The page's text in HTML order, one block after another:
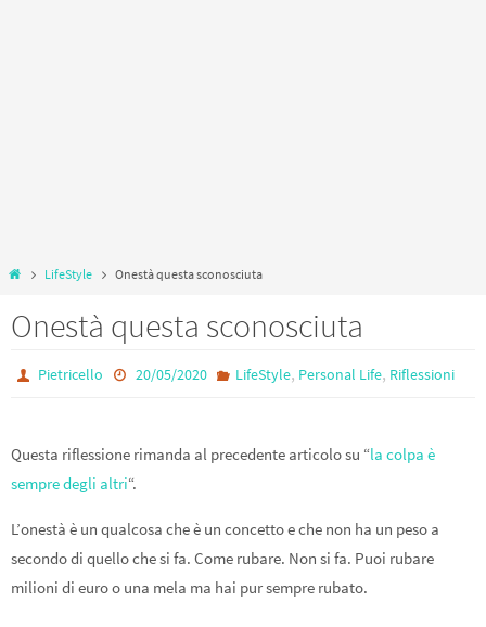
HomeLifeStyle Onestà questa sconosciuta
Onestà questa sconosciuta
Pietricello 20/05/2020 LifeStyle, Personal Life, Riflessioni
Questa riflessione rimanda al precedente articolo su “la colpa è
sempre degli altri“.
L’onestà è un qualcosa che è un concetto e che non ha un peso a
secondo di quello che si fa. Come rubare. Non si fa. Puoi rubare
milioni di euro o una mela ma hai pur sempre rubato.